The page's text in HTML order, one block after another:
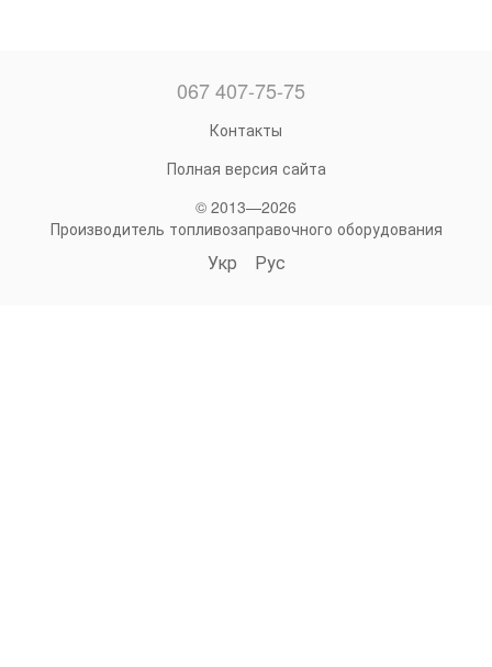
067 407-75-75
Контакты
Полная версия сайта
© 2013—2026
Производитель топливозаправочного оборудования
Укр Рус